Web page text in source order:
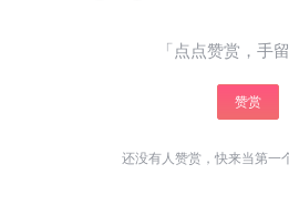
「点点赞赏，手
赞赏
还没有人赞赏，快来当第一